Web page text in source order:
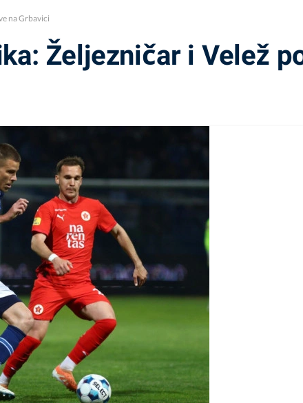
na Grbavici
Željezničar i Velež